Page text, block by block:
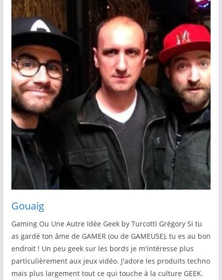
Gouaig
Gaming Ou Une Autre Idée Geek by Turcotti Grégory Si tu
as gardé ton âme de GAMER (ou de GAMEUSE), tu es au bon
endroit ! Un peu geek sur les bords je m'intéresse plus
particulièrement aux jeux vidéo. J'adore les produits techno
mais plus largement tout ce qui touche à la culture GEEK.